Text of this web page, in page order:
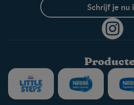
Schrijf je nu